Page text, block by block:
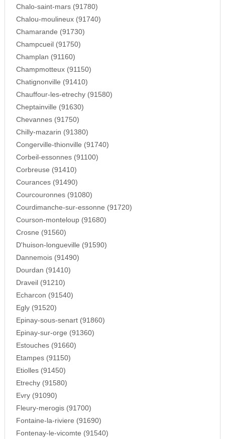
Chalo-saint-mars (91780)
Chalou-moulineux (91740)
Chamarande (91730)
Champcueil (91750)
Champlan (91160)
Champmotteux (91150)
Chatignonville (91410)
Chauffour-les-etrechy (91580)
Cheptainville (91630)
Chevannes (91750)
Chilly-mazarin (91380)
Congerville-thionville (91740)
Corbeil-essonnes (91100)
Corbreuse (91410)
Courances (91490)
Courcouronnes (91080)
Courdimanche-sur-essonne (91720)
Courson-monteloup (91680)
Crosne (91560)
D'huison-longueville (91590)
Dannemois (91490)
Dourdan (91410)
Draveil (91210)
Echarcon (91540)
Egly (91520)
Epinay-sous-senart (91860)
Epinay-sur-orge (91360)
Estouches (91660)
Etampes (91150)
Etiolles (91450)
Etrechy (91580)
Evry (91090)
Fleury-merogis (91700)
Fontaine-la-riviere (91690)
Fontenay-le-vicomte (91540)